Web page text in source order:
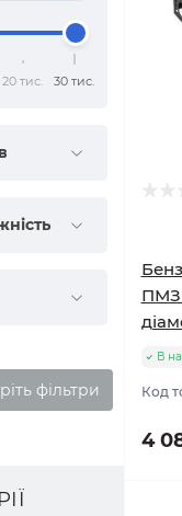
20 тис. 30 тис.
фільтри
ПМЗ
В
Код
4